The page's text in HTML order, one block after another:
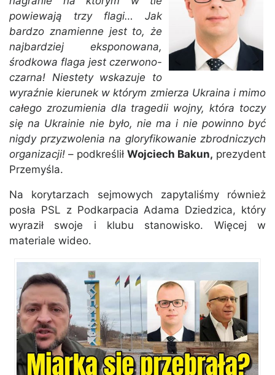
powiewają trzy flagi… Jak
bardzo znamienne jest to, że
najbardziej eksponowana,
środkowa flaga jest czerwono-
czarna! Niestety wskazuje to
wyraźnie kierunek w którym zmierza Ukraina i mimo
całego zrozumienia dla tragedii wojny, która toczy
się na Ukrainie nie było, nie ma i nie powinno być
nigdy przyzwolenia na gloryfikowanie zbrodniczych
organizacji! – podkreślił Wojciech Bakun, prezydent
Przemyśla.
Na korytarzach sejmowych zapytaliśmy również
posła PSL z Podkarpacia Adama Dziedzica, który
wyraził swoje i klubu stanowisko. Więcej w
materiale wideo.